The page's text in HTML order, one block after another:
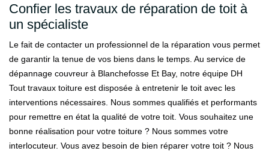
Confier les travaux de réparation de toit à
un spécialiste
Le fait de contacter un professionnel de la réparation vous permet
de garantir la tenue de vos biens dans le temps. Au service de
dépannage couvreur à Blanchefosse Et Bay, notre équipe DH
Tout travaux toiture est disposée à entretenir le toit avec les
interventions nécessaires. Nous sommes qualifiés et performants
pour remettre en état la qualité de votre toit. Vous souhaitez une
bonne réalisation pour votre toiture ? Nous sommes votre
interlocuteur. Vous avez besoin de bien réparer votre toit ? Nous